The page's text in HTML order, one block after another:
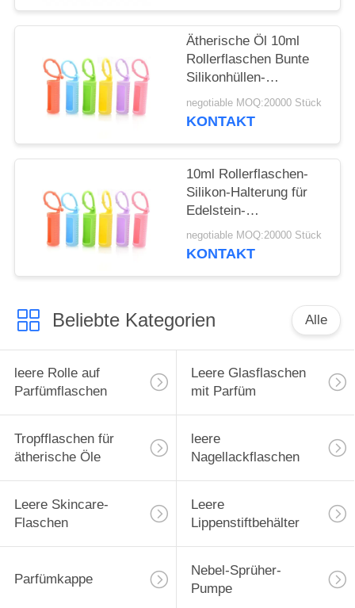
POLICY
Schützende
Silikonhülle für Flasche
Ätherische Öl 10ml
Rollerflaschen Bunte
Silikonhüllen-
Schutzhülle
Nachfüllbare
negotiable MOQ:20000 Stück
KONTAKT
10ml Rollerflaschen-
Silikon-Halterung für
Edelstein-
Rollerflaschen, 5ml
Roll-On-Flaschen,
negotiable MOQ:20000 Stück
KONTAKT
Beliebte Kategorien Alle
leere Rolle auf
Parfümflaschen
Leere Glasflaschen
mit Parfüm
Tropfflaschen für
ätherische Öle
leere
Nagellackflaschen
Leere Skincare-
Flaschen
Leere
Lippenstiftbehälter
Parfümkappe
Nebel-Sprüher-
Pumpe